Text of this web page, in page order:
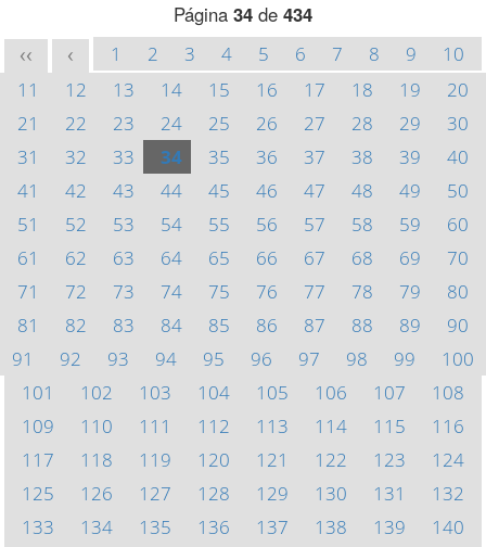
Página 34 de 434
<< < 1 2 3 4 5 6 7 8 9
10
11
12 13 14 15 16 17 18 19
20
21
22 23 24 25 26 27 28 29
30
31
32 33 34 35 36 37 38 39
40
41
42 43 44 45 46 47 48 49
50
51
52 53 54 55 56 57 58 59
60
61
62 63 64 65 66 67 68 69
70
71
72 73 74 75 76 77 78 79
80
81
82 83 84 85 86 87 88 89
90
91
92 93 94 95 96 97 98 99
100
101
102 103 104 105 106 107
108
109
110 111 112 113 114 115
116
117
118 119 120 121 122 123
124
125
126 127 128 129 130 131
132
133
134 135 136 137 138 139
140